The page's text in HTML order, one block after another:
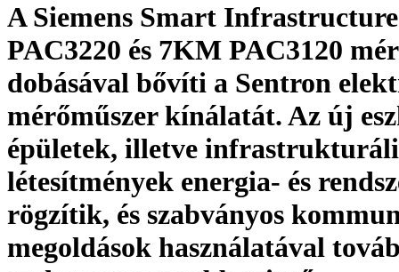
A Siemens Smart
PAC3220 és 7KM PAC3120
dobásával bővíti a Sentron
mérőműszer kínálatát. Az új
épületek, illetve
létesítmények energia- és
rögzítik, és szabványos
megoldások használatával